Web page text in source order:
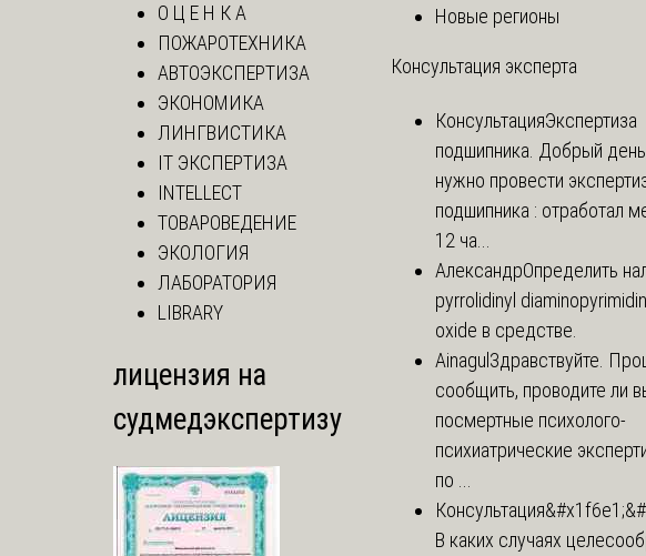
О Ц Е Н К А
ПОЖАРОТЕХНИКА
АВТОЭКСПЕРТИЗА
ЭКОНОМИКА
ЛИНГВИСТИКА
IT ЭКСПЕРТИЗА
INTELLECT
ТОВАРОВЕДЕНИЕ
ЭКОЛОГИЯ
ЛАБОРАТОРИЯ
LIBRARY
лицензия на
судмедэкспертизу
Новые регионы
Консультация эксперта
КонсультацияЭкспертиза
подшипника. Добрый
нужно провести
подшипника : отработал
12 ча...
АлександрОпределить
pyrrolidinyl
oxide в средстве.
Ainagul Здравствуйте.
сообщить, проводите ли
посмертные психолого-
психиатрические
по ...
Консультация
В каких случаях